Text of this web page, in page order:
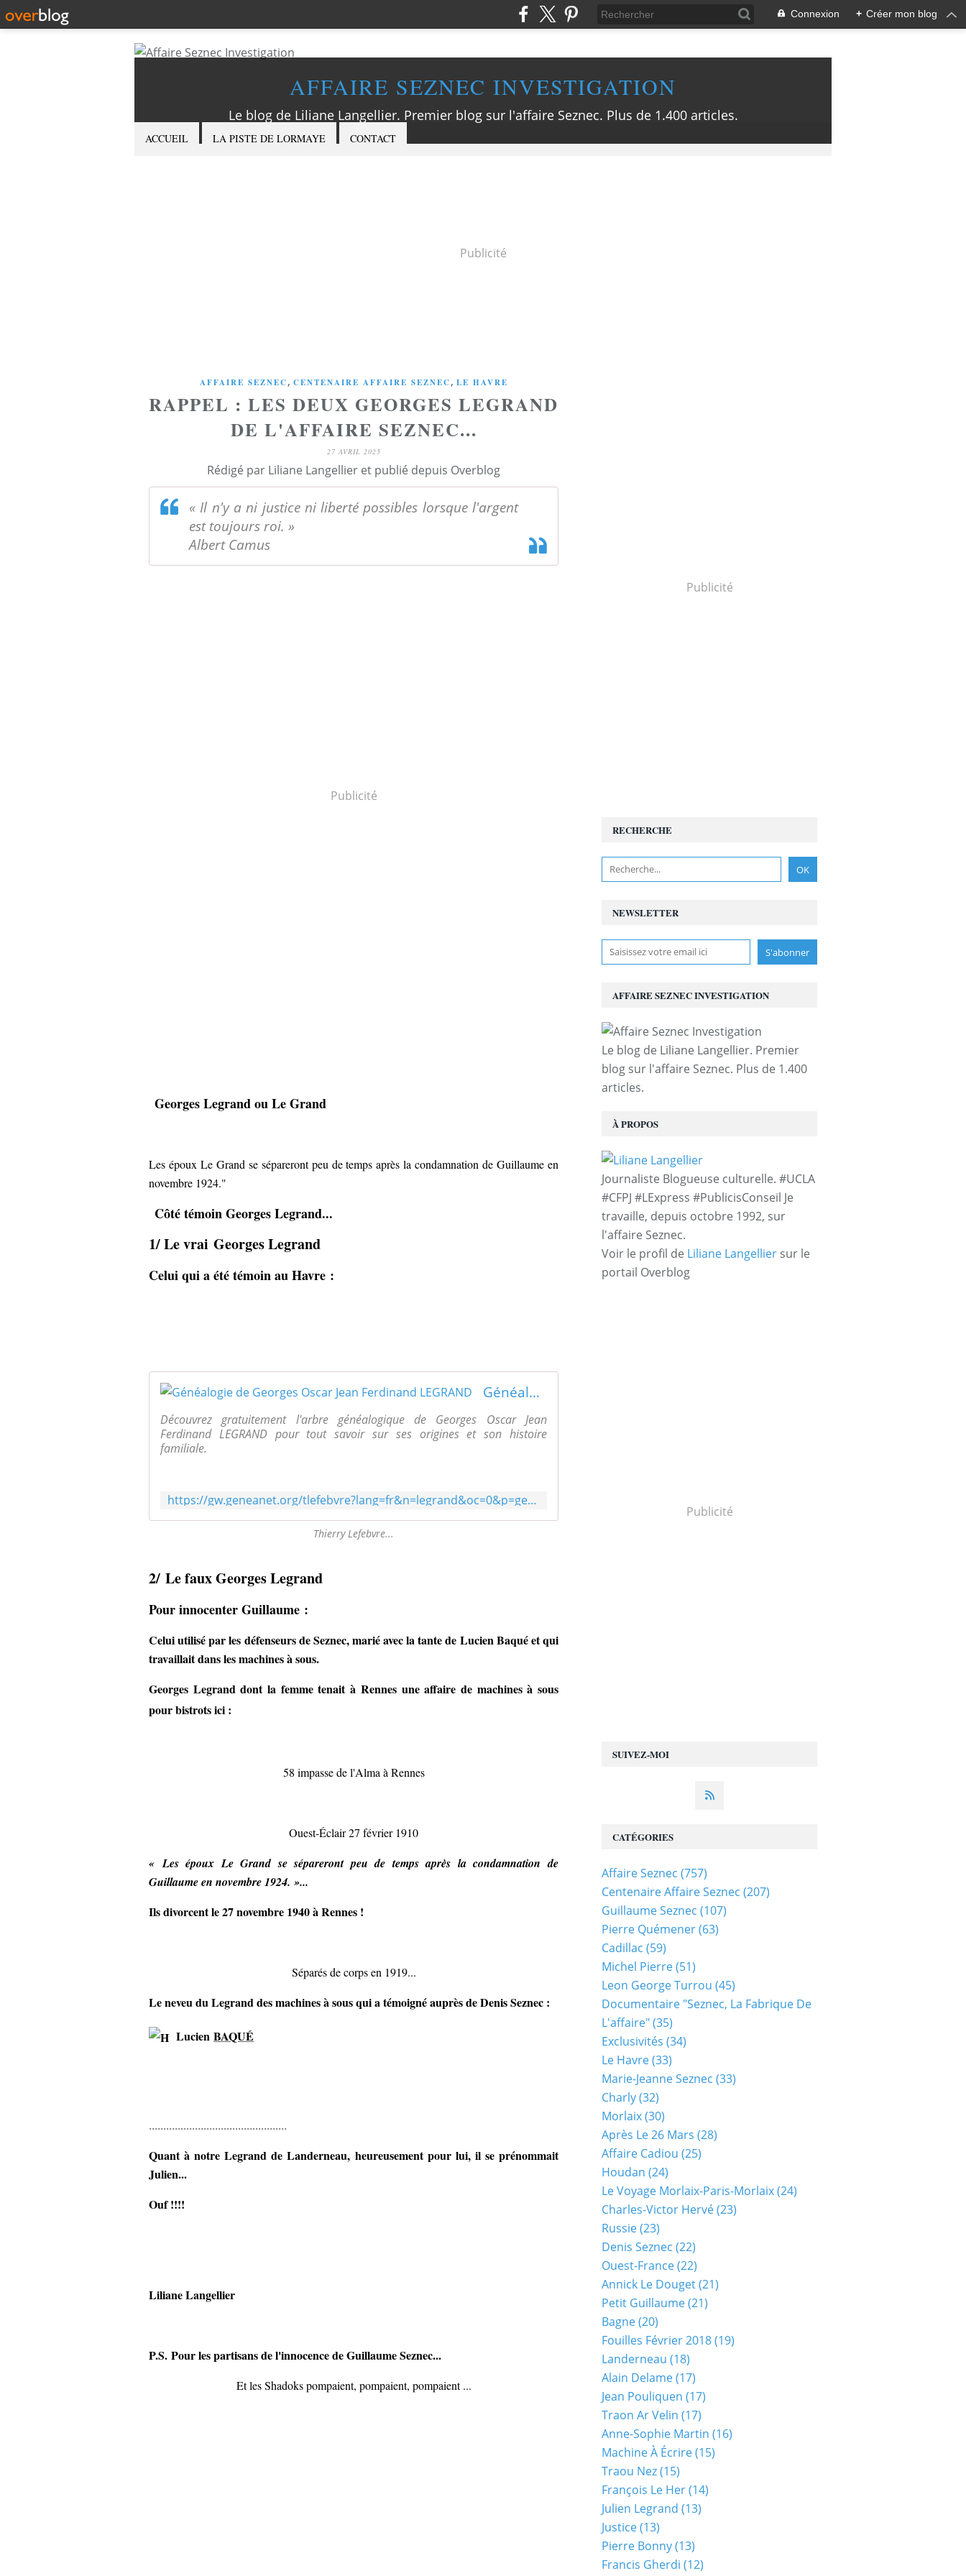
Connexion + Créer mon blog
AFFAIRE SEZNEC INVESTIGATION
Le blog de Liliane Langellier. Premier blog sur l'affaire Seznec. Plus de 1.400 articles.
ACCUEIL LA PISTE DE LORMAYE CONTACT
Publicité
AFFAIRE SEZNEC, CENTENAIRE AFFAIRE SEZNEC, LE HAVRE
RAPPEL : LES DEUX GEORGES LEGRAND
DE L'AFFAIRE SEZNEC...
27 AVRIL 2025
Rédigé par Liliane Langellier et publié depuis Overblog
« Il n'y a ni justice ni liberté possibles lorsque l'argent
est toujours roi. »
Albert Camus
Publicité
Georges Legrand ou Le Grand
Les époux Le Grand se sépareront peu de temps après la condamnation de Guillaume en
novembre 1924."
Côté témoin Georges Legrand...
1/ Le vrai Georges Legrand
Celui qui a été témoin au Havre :
Généalogie de Georges Oscar Jean Ferdinand LEGRAND
Découvrez gratuitement l'arbre généalogique de Georges Oscar Jean
Ferdinand LEGRAND pour tout savoir sur ses origines et son histoire
familiale.
https://gw.geneanet.org/tlefebvre?lang=fr&n=legrand&oc=0&p=georges+oscar+jean+ferdinand
Thierry Lefebvre...
2/ Le faux Georges Legrand
Pour innocenter Guillaume :
Celui utilisé par les défenseurs de Seznec, marié avec la tante de Lucien Baqué et qui
travaillait dans les machines à sous.
Georges Legrand dont la femme tenait à Rennes une affaire de machines à sous
pour bistrots ici :
58 impasse de l'Alma à Rennes
Ouest-Éclair 27 février 1910
« Les époux Le Grand se sépareront peu de temps après la condamnation de
Guillaume en novembre 1924. »...
Ils divorcent le 27 novembre 1940 à Rennes !
Séparés de corps en 1919...
Le neveu du Legrand des machines à sous qui a témoigné auprès de Denis Seznec :
Lucien BAQUÉ
................................................
Quant à notre Legrand de Landerneau, heureusement pour lui, il se prénommait
Julien...
Ouf !!!!
Liliane Langellier
P.S. Pour les partisans de l'innocence deGuillaume Seznec...
Et les Shadoks pompaient, pompaient, pompaient ...
Publicité
NEWSLETTER
SUIVEZ-MOI
RECHERCHE
AFFAIRE SEZNEC INVESTIGATION
Le blog de Liliane Langellier. Premier
blog sur l'affaire Seznec. Plus de 1.400
articles.
À PROPOS
Journaliste Blogueuse culturelle. #UCLA
#CFPJ #LExpress #PublicisConseil Je
travaille, depuis octobre 1992, sur
l'affaire Seznec.
Voir le profil de Liliane Langellier sur le
portail Overblog
Publicité
CATÉGORIES
Affaire Seznec (757)
Centenaire Affaire Seznec (207)
Guillaume Seznec (107)
Pierre Quémener(63)
Cadillac (59)
Michel Pierre(51)
Leon George Turrou (45)
Documentaire "seznec, La Fabrique De
L'affaire"(35)
Exclusivités (34)
Le Havre(33)
Marie-Jeanne Seznec (33)
Charly(32)
Morlaix(30)
Après Le 26 Mars (28)
Affaire Cadiou (25)
Houdan (24)
Le Voyage Morlaix-Paris-Morlaix(24)
Charles-Victor Hervé(23)
Russie(23)
Denis Seznec (22)
Ouest-France(22)
Annick Le Douget(21)
Petit Guillaume(21)
Bagne(20)
Fouilles Février 2018(19)
Landerneau (18)
Alain Delame(17)
Jean Pouliquen (17)
Traon Ar Velin (17)
Anne-Sophie Martin (16)
Machine À Écrire(15)
Traou Nez(15)
François Le Her(14)
Julien Legrand (13)
Justice(13)
Pierre Bonny(13)
Francis Gherdi (12)